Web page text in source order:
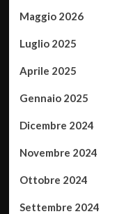
Maggio 2026
Luglio 2025
Aprile 2025
Gennaio 2025
Dicembre 2024
Novembre 2024
Ottobre 2024
Settembre 2024